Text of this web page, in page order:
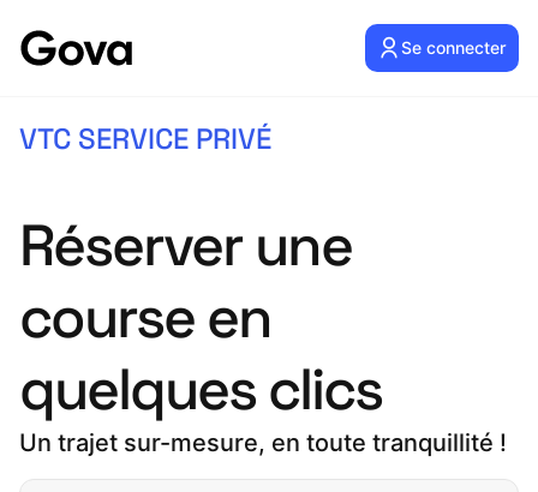
Se connecter
VTC SERVICE PRIVÉ
Réserver une
course en
quelques clics
Un trajet sur-mesure, en toute tranquillité !